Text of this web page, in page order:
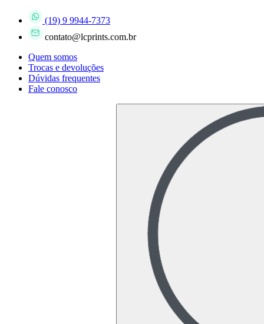
(19) 9 9944-7373
contato@lcprints.com.br
Quem somos
Trocas e devoluções
Dúvidas frequentes
Fale conosco